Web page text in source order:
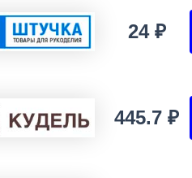
24 ₽
445.7 ₽